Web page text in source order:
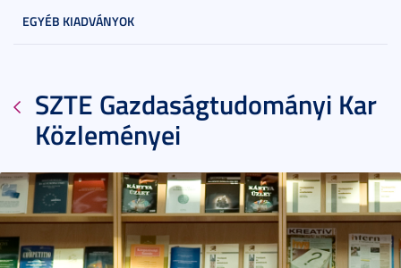
EGYÉB KIADVÁNYOK
SZTE Gazdaságtudományi Kar
Közleményei